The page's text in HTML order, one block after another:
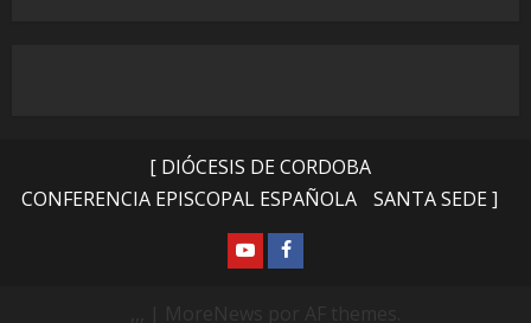
[ DIÓCESIS DE CORDOBA
CONFERENCIA EPISCOPAL ESPAÑOLA
SANTA SEDE ]
YOUTUBE
facebook